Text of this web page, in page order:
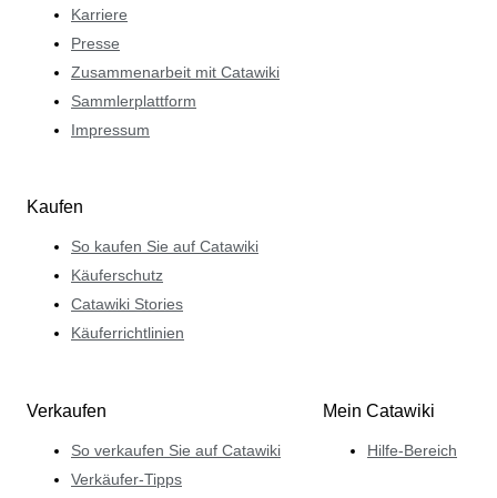
Karriere
Presse
Zusammenarbeit mit Catawiki
Sammlerplattform
Impressum
Kaufen
So kaufen Sie auf Catawiki
Käuferschutz
Catawiki Stories
Käuferrichtlinien
Verkaufen
So verkaufen Sie auf Catawiki
Verkäufer-Tipps
Mein Catawiki
Hilfe-Bereich